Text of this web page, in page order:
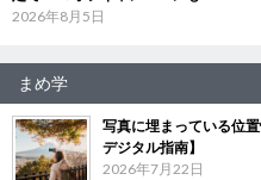
2026年8月5日
まめ学
写真に埋まっている位
デジタル指南】
2026年7月22日